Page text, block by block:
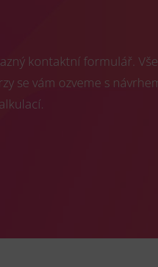
kontaktní formulář.
se vám ozveme s